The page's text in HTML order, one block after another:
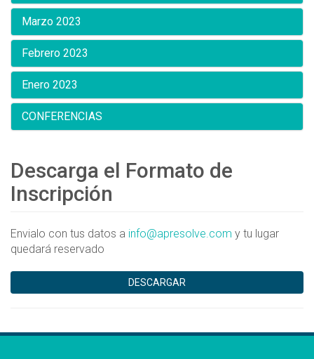
Marzo 2023
Febrero 2023
Enero 2023
CONFERENCIAS
Descarga el Formato de
Inscripción
Envialo con tus datos a info@apresolve.com y tu lugar
quedará reservado
DESCARGAR